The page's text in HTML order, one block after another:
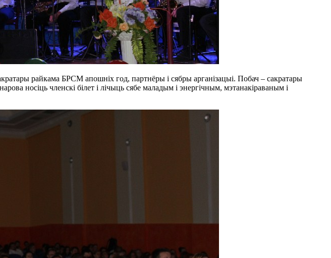
райкама БРСМ апошніх год, партнёры і сябры арганізацыі. Побач – сакратары
носіць членскі білет і лічыць сябе маладым і энергічным, мэтанакіраваным і